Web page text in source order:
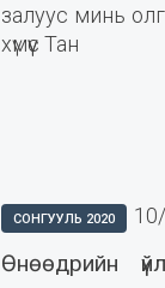
залуус минь
хүмүүс Тан
СОНГУУЛЬ 2020
Өнөөдрийн